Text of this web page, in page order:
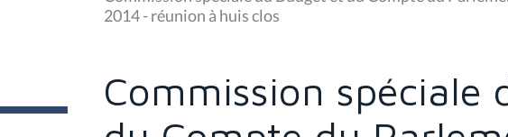
s
ê
c
2014 - réunion à huis clos
Commission spéciale